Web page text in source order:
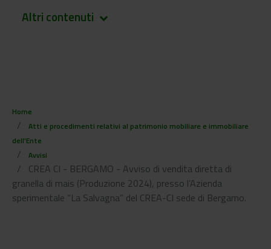
Altri contenuti keyboard_arrow_down
Home
Atti e procedimenti relativi al patrimonio mobiliare e immobiliare
dell'Ente
Avvisi
CREA CI - BERGAMO - Avviso di vendita diretta di
granella di mais (Produzione 2024), presso l’Azienda
sperimentale “La Salvagna” del CREA-CI sede di Bergamo.